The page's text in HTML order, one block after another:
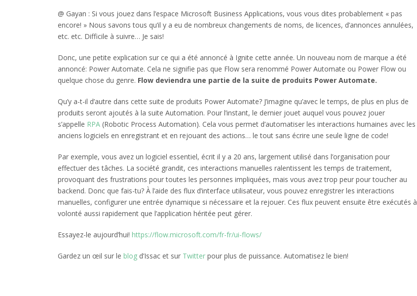
@ Gayan : Si vous jouez dans l’espace Microsoft Business Applications, vous vous dites probablement « pas
encore! » Nous savons tous qu’il y a eu de nombreux changements de noms, de licences, d’annonces annulées,
etc. etc. Difficile à suivre… Je sais!
Donc, une petite explication sur ce qui a été annoncé à Ignite cette année. Un nouveau nom de marque a été
annoncé: Power Automate. Cela ne signifie pas que Flow sera renommé Power Automate ou Power Flow ou
quelque chose du genre. Flow deviendra une partie de la suite de produits Power Automate.
Qu’y a-t-il d’autre dans cette suite de produits Power Automate? J’imagine qu’avec le temps, de plus en plus de
produits seront ajoutés à la suite Automation. Pour l’instant, le dernier jouet auquel vous pouvez jouer
s’appelle RPA (Robotic Process Automation). Cela vous permet d’automatiser les interactions humaines avec les
anciens logiciels en enregistrant et en rejouant des actions… le tout sans écrire une seule ligne de code!
Par exemple, vous avez un logiciel essentiel, écrit il y a 20 ans, largement utilisé dans l’organisation pour
effectuer des tâches. La société grandit, ces interactions manuelles ralentissent les temps de traitement,
provoquant des frustrations pour toutes les personnes impliquées, mais vous avez trop peur pour toucher au
backend. Donc que fais-tu? À l’aide des flux d’interface utilisateur, vous pouvez enregistrer les interactions
manuelles, configurer une entrée dynamique si nécessaire et la rejouer. Ces flux peuvent ensuite être exécutés à
volonté aussi rapidement que l’application héritée peut gérer.
Essayez-le aujourd’hui! https://flow.microsoft.com/fr-fr/ui-flows/
Gardez un œil sur le blog d’Issac et sur Twitter pour plus de puissance. Automatisez le bien!